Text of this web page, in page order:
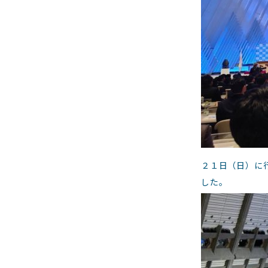
２１日（日）に
した。